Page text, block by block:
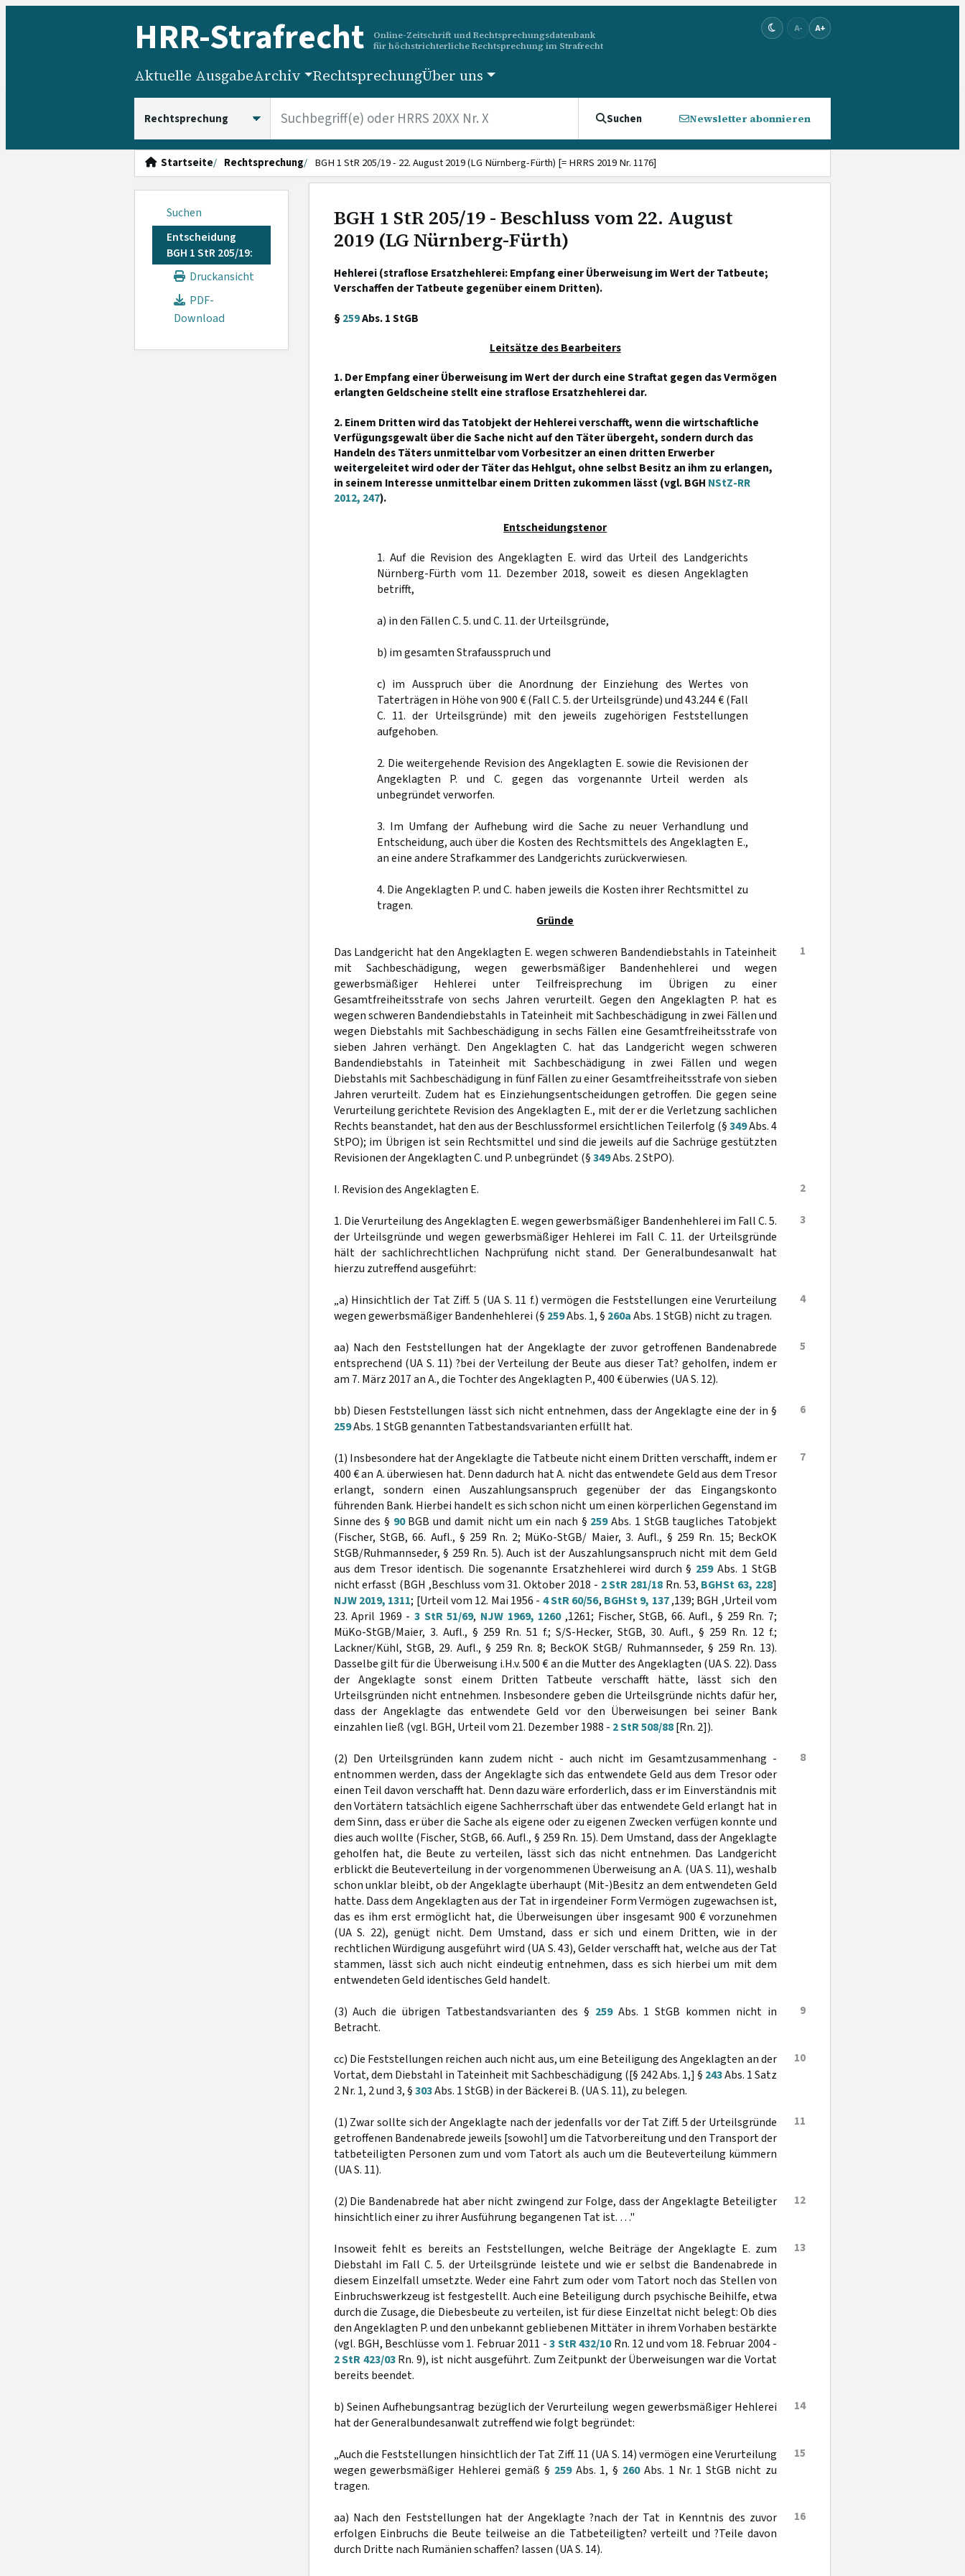
HRR-Strafrecht
Online-Zeitschrift und Rechtsprechungsdatenbank
für höchstrichterliche Rechtsprechung im Strafrecht
A- A+
Aktuelle AusgabeArchiv RechtsprechungÜber uns
Suchen Newsletter abonnieren
Startseite Rechtsprechung BGH 1 StR 205/19 - 22. August 2019 (LG Nürnberg-Fürth) [= HRRS 2019 Nr. 1176]
Suchen
Entscheidung
BGH 1 StR 205/19:
Druckansicht
PDF-
Download
BGH 1 StR 205/19 - Beschluss vom 22. August
2019 (LG Nürnberg-Fürth)
Hehlerei (straflose Ersatzhehlerei: Empfang einer Überweisung im Wert der Tatbeute;
Verschaffen der Tatbeute gegenüber einem Dritten).
§259Abs. 1 StGB
Leitsätze des Bearbeiters
1. Der Empfang einer Überweisung im Wert der durch eine Straftat gegen das Vermögen
erlangten Geldscheine stellt eine straflose Ersatzhehlerei dar.
2. Einem Dritten wird das Tatobjekt der Hehlerei verschafft, wenn die wirtschaftliche
Verfügungsgewalt über die Sache nicht auf den Täter übergeht, sondern durch das
Handeln des Täters unmittelbar vom Vorbesitzer an einen dritten Erwerber
weitergeleitet wird oder der Täter das Hehlgut, ohne selbst Besitz an ihm zu erlangen,
in seinem Interesse unmittelbar einem Dritten zukommen lässt (vgl. BGH NStZ-RR
2012, 247).
Entscheidungstenor
1. Auf die Revision des Angeklagten E. wird das Urteil des Landgerichts
Nürnberg-Fürth vom 11. Dezember 2018, soweit es diesen Angeklagten
betrifft,
a) in den Fällen C. 5. und C. 11. der Urteilsgründe,
b) im gesamten Strafausspruch und
c) im Ausspruch über die Anordnung der Einziehung des Wertes von
Taterträgen in Höhe von 900 € (Fall C. 5. der Urteilsgründe) und 43.244 € (Fall
C. 11. der Urteilsgründe) mit den jeweils zugehörigen Feststellungen
aufgehoben.
2. Die weitergehende Revision des Angeklagten E. sowie die Revisionen der
Angeklagten P. und C. gegen das vorgenannte Urteil werden als
unbegründet verworfen.
3. Im Umfang der Aufhebung wird die Sache zu neuer Verhandlung und
Entscheidung, auch über die Kosten des Rechtsmittels des Angeklagten E.,
an eine andere Strafkammer des Landgerichts zurückverwiesen.
4. Die Angeklagten P. und C. haben jeweils die Kosten ihrer Rechtsmittel zu
tragen.
Gründe
1
Das Landgericht hat den Angeklagten E. wegen schweren Bandendiebstahls in Tateinheit
mit Sachbeschädigung, wegen gewerbsmäßiger Bandenhehlerei und wegen
gewerbsmäßiger Hehlerei unter Teilfreisprechung im Übrigen zu einer
Gesamtfreiheitsstrafe von sechs Jahren verurteilt. Gegen den Angeklagten P. hat es
wegen schweren Bandendiebstahls in Tateinheit mit Sachbeschädigung in zwei Fällen und
wegen Diebstahls mit Sachbeschädigung in sechs Fällen eine Gesamtfreiheitsstrafe von
sieben Jahren verhängt. Den Angeklagten C. hat das Landgericht wegen schweren
Bandendiebstahls in Tateinheit mit Sachbeschädigung in zwei Fällen und wegen
Diebstahls mit Sachbeschädigung in fünf Fällen zu einer Gesamtfreiheitsstrafe von sieben
Jahren verurteilt. Zudem hat es Einziehungsentscheidungen getroffen. Die gegen seine
Verurteilung gerichtete Revision des Angeklagten E., mit der er die Verletzung sachlichen
Rechts beanstandet, hat den aus der Beschlussformel ersichtlichen Teilerfolg (§349Abs. 4
StPO); im Übrigen ist sein Rechtsmittel und sind die jeweils auf die Sachrüge gestützten
Revisionen der Angeklagten C. und P. unbegründet (§349Abs. 2 StPO).
2
I. Revision des Angeklagten E.
3
1. Die Verurteilung des Angeklagten E. wegen gewerbsmäßiger Bandenhehlerei im Fall C. 5.
der Urteilsgründe und wegen gewerbsmäßiger Hehlerei im Fall C. 11. der Urteilsgründe
hält der sachlichrechtlichen Nachprüfung nicht stand. Der Generalbundesanwalt hat
hierzu zutreffend ausgeführt:
4
„a) Hinsichtlich der Tat Ziff. 5 (UA S. 11 f.) vermögen die Feststellungen eine Verurteilung
wegen gewerbsmäßiger Bandenhehlerei (§ 259Abs. 1, § 260aAbs. 1 StGB) nicht zu tragen.
5
aa) Nach den Feststellungen hat der Angeklagte der zuvor getroffenen Bandenabrede
entsprechend (UA S. 11) ?bei der Verteilung der Beute aus dieser Tat? geholfen, indem er
am 7. März 2017 an A., die Tochter des Angeklagten P., 400 € überwies (UA S. 12).
6
bb) Diesen Feststellungen lässt sich nicht entnehmen, dass der Angeklagte eine der in §
259Abs. 1 StGB genannten Tatbestandsvarianten erfüllt hat.
7
(1) Insbesondere hat der Angeklagte die Tatbeute nicht einem Dritten verschafft, indem er
400 € an A. überwiesen hat. Denn dadurch hat A. nicht das entwendete Geld aus dem Tresor
erlangt, sondern einen Auszahlungsanspruch gegenüber der das Eingangskonto
führenden Bank. Hierbei handelt es sich schon nicht um einen körperlichen Gegenstand im
Sinne des § 90BGB und damit nicht um ein nach § 259Abs. 1 StGB taugliches Tatobjekt
(Fischer, StGB, 66. Aufl., § 259 Rn. 2; MüKo-StGB/ Maier, 3. Aufl., § 259 Rn. 15; BeckOK
StGB/Ruhmannseder, § 259 Rn. 5). Auch ist der Auszahlungsanspruch nicht mit dem Geld
aus dem Tresor identisch. Die sogenannte Ersatzhehlerei wird durch § 259Abs. 1 StGB
nicht erfasst (BGH ,Beschluss vom 31. Oktober 2018 - 2 StR 281/18 Rn. 53, BGHSt 63, 228]
NJW 2019, 1311; [Urteil vom 12. Mai 1956 - 4 StR 60/56, BGHSt 9, 137,139; BGH ,Urteil vom
23. April 1969 -3 StR 51/69, NJW 1969, 1260,1261; Fischer, StGB, 66. Aufl., § 259 Rn. 7;
MüKo-StGB/Maier, 3. Aufl., § 259 Rn. 51 f.; S/S-Hecker, StGB, 30. Aufl., § 259 Rn. 12 f.;
Lackner/Kühl, StGB, 29. Aufl., § 259 Rn. 8; BeckOK StGB/ Ruhmannseder, § 259 Rn. 13).
Dasselbe gilt für die Überweisung i.H.v. 500 € an die Mutter des Angeklagten (UA S. 22). Dass
der Angeklagte sonst einem Dritten Tatbeute verschafft hätte, lässt sich den
Urteilsgründen nicht entnehmen. Insbesondere geben die Urteilsgründe nichts dafür her,
dass der Angeklagte das entwendete Geld vor den Überweisungen bei seiner Bank
einzahlen ließ (vgl. BGH, Urteil vom 21. Dezember 1988 - 2 StR 508/88[Rn. 2]).
8
(2) Den Urteilsgründen kann zudem nicht - auch nicht im Gesamtzusammenhang -
entnommen werden, dass der Angeklagte sich das entwendete Geld aus dem Tresor oder
einen Teil davon verschafft hat. Denn dazu wäre erforderlich, dass er im Einverständnis mit
den Vortätern tatsächlich eigene Sachherrschaft über das entwendete Geld erlangt hat in
dem Sinn, dass er über die Sache als eigene oder zu eigenen Zwecken verfügen konnte und
dies auch wollte (Fischer, StGB, 66. Aufl., § 259 Rn. 15). Dem Umstand, dass der Angeklagte
geholfen hat, die Beute zu verteilen, lässt sich das nicht entnehmen. Das Landgericht
erblickt die Beuteverteilung in der vorgenommenen Überweisung an A. (UA S. 11), weshalb
schon unklar bleibt, ob der Angeklagte überhaupt (Mit-)Besitz an dem entwendeten Geld
hatte. Dass dem Angeklagten aus der Tat in irgendeiner Form Vermögen zugewachsen ist,
das es ihm erst ermöglicht hat, die Überweisungen über insgesamt 900 € vorzunehmen
(UA S. 22), genügt nicht. Dem Umstand, dass er sich und einem Dritten, wie in der
rechtlichen Würdigung ausgeführt wird (UA S. 43), Gelder verschafft hat, welche aus der Tat
stammen, lässt sich auch nicht eindeutig entnehmen, dass es sich hierbei um mit dem
entwendeten Geld identisches Geld handelt.
9
(3) Auch die übrigen Tatbestandsvarianten des § 259Abs. 1 StGB kommen nicht in
Betracht.
10
cc) Die Feststellungen reichen auch nicht aus, um eine Beteiligung des Angeklagten an der
Vortat, dem Diebstahl in Tateinheit mit Sachbeschädigung ([§ 242 Abs. 1,] § 243Abs. 1 Satz
2 Nr. 1, 2 und 3, §303Abs. 1 StGB) in der Bäckerei B. (UA S. 11), zu belegen.
11
(1) Zwar sollte sich der Angeklagte nach der jedenfalls vor der Tat Ziff. 5 der Urteilsgründe
getroffenen Bandenabrede jeweils [sowohl] um die Tatvorbereitung und den Transport der
tatbeteiligten Personen zum und vom Tatort als auch um die Beuteverteilung kümmern
(UA S. 11).
12
(2) Die Bandenabrede hat aber nicht zwingend zur Folge, dass der Angeklagte Beteiligter
hinsichtlich einer zu ihrer Ausführung begangenen Tat ist. …"
13
Insoweit fehlt es bereits an Feststellungen, welche Beiträge der Angeklagte E. zum
Diebstahl im Fall C. 5. der Urteilsgründe leistete und wie er selbst die Bandenabrede in
diesem Einzelfall umsetzte. Weder eine Fahrt zum oder vom Tatort noch das Stellen von
Einbruchswerkzeug ist festgestellt. Auch eine Beteiligung durch psychische Beihilfe, etwa
durch die Zusage, die Diebesbeute zu verteilen, ist für diese Einzeltat nicht belegt: Ob dies
den Angeklagten P. und den unbekannt gebliebenen Mittäter in ihrem Vorhaben bestärkte
(vgl. BGH, Beschlüsse vom 1. Februar 2011 -3 StR 432/10Rn. 12 und vom 18. Februar 2004 -
2 StR 423/03Rn. 9), ist nicht ausgeführt. Zum Zeitpunkt der Überweisungen war die Vortat
bereits beendet.
14
b) Seinen Aufhebungsantrag bezüglich der Verurteilung wegen gewerbsmäßiger Hehlerei
hat der Generalbundesanwalt zutreffend wie folgt begründet:
15
„Auch die Feststellungen hinsichtlich der Tat Ziff. 11 (UA S. 14) vermögen eine Verurteilung
wegen gewerbsmäßiger Hehlerei gemäß § 259Abs. 1, § 260Abs. 1 Nr. 1 StGB nicht zu
tragen.
16
aa) Nach den Feststellungen hat der Angeklagte ?nach der Tat in Kenntnis des zuvor
erfolgen Einbruchs die Beute teilweise an die Tatbeteiligten? verteilt und ?Teile davon
durch Dritte nach Rumänien schaffen? lassen (UA S. 14).